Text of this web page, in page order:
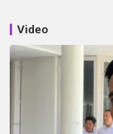
Video